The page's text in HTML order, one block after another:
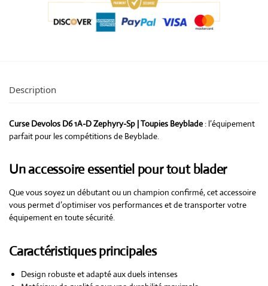
Description
Curse Devolos D6 1A-D Zephyry-Sp | Toupies Beyblade : l’équipement
parfait pour les compétitions de Beyblade.
Un accessoire essentiel pour tout blader
Que vous soyez un débutant ou un champion confirmé, cet accessoire
vous permet d’optimiser vos performances et de transporter votre
équipement en toute sécurité.
Caractéristiques principales
Design robuste et adapté aux duels intenses